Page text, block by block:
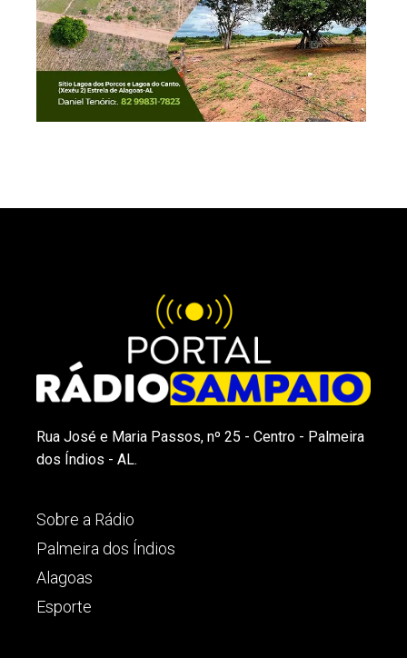
Rua José e Maria Passos, nº 25 - Centro - Palmeira
dos Índios - AL.
Sobre a Rádio
Palmeira dos Índios
Alagoas
Esporte